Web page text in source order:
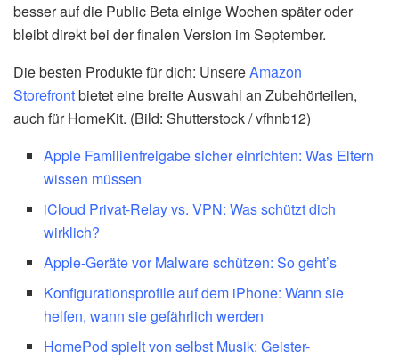
besser auf die Public Beta einige Wochen später oder
bleibt direkt bei der finalen Version im September.
Die besten Produkte für dich: UnsereAmazon
Storefrontbietet eine breite Auswahl an Zubehörteilen,
auch für HomeKit. (Bild: Shutterstock / vfhnb12)
Apple Familienfreigabe sicher einrichten: Was Eltern
wissen müssen
iCloud Privat-Relay vs. VPN: Was schützt dich
wirklich?
Apple-Geräte vor Malware schützen: So geht’s
Konfigurationsprofile auf dem iPhone: Wann sie
helfen, wann sie gefährlich werden
HomePod spielt von selbst Musik: Geister-